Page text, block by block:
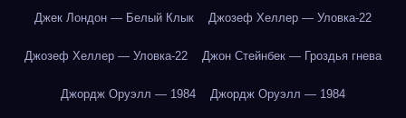
Джек Лондон — Белый Клык Джозеф Хеллер — Уловка-22
Джозеф Хеллер — Уловка-22 Джон Стейнбек — Гроздья гнева
Джордж Оруэлл — 1984 Джордж Оруэлл — 1984